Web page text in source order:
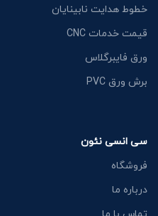
خطوط هدایت نابینایان
قیمت خدمات CNC
ورق فایبرگلاس
برش ورق PVC
سی انسی نئون
فروشگاه
درباره ما